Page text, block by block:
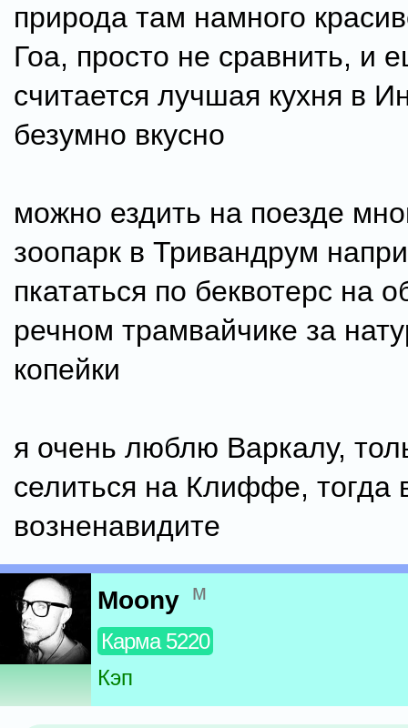
природа там намного
Гоа, просто не сравнить, и
считается лучшая кухня в
безумно вкусно
можно ездить на поезде
зоопарк в Тривандрум
пкататься по беквотерс на
речном трамвайчике за
копейки
я очень люблю Варкалу,
селиться на Клиффе, тогда
возненавидите
Moony м
Карма 5220
Кэп